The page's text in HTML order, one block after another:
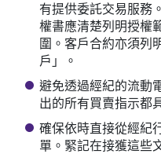
有提供委託交易服務
權書應清楚列明授權
圍。客戶合約亦須列
戶」。
避免透過經紀的流動
出的所有買賣指示都
確保依時直接從經紀
單。緊記在接獲這些